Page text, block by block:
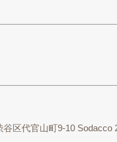
谷区代官山町9-10 Sodacco